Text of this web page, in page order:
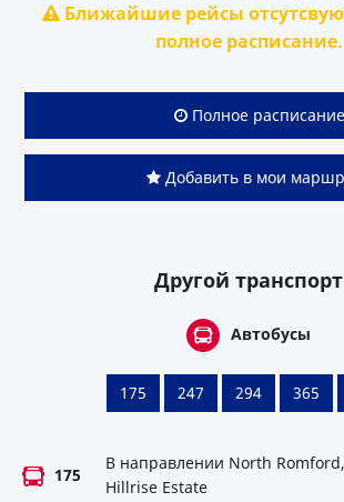
Ближайшие рейсы
полное расписание.
Полное расписание
Добавить в мои
Другой транспорт
Автобусы
175 247 294 365
175
В направлении North Romford,
Hillrise Estate